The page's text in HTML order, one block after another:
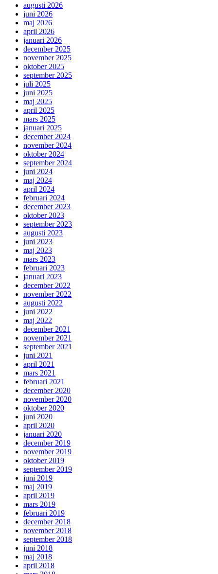
augusti 2026
juni 2026
maj 2026
april 2026
januari 2026
december 2025
november 2025
oktober 2025
september 2025
juli 2025
juni 2025
maj 2025
april 2025
mars 2025
januari 2025
december 2024
november 2024
oktober 2024
september 2024
juni 2024
maj 2024
april 2024
februari 2024
december 2023
oktober 2023
september 2023
augusti 2023
juni 2023
maj 2023
mars 2023
februari 2023
januari 2023
december 2022
november 2022
augusti 2022
juni 2022
maj 2022
december 2021
november 2021
september 2021
juni 2021
april 2021
mars 2021
februari 2021
december 2020
november 2020
oktober 2020
juni 2020
april 2020
januari 2020
december 2019
november 2019
oktober 2019
september 2019
juni 2019
maj 2019
april 2019
mars 2019
februari 2019
december 2018
november 2018
september 2018
juni 2018
maj 2018
april 2018